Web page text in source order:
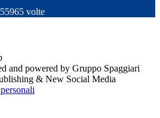
volte
and powered by Gruppo Spaggiari
& New Social Media